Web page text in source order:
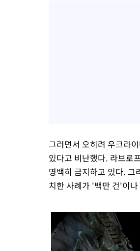
그러면서 오히려 우크라
있다고 비난했다. 라브로
명백히 금지하고 있다. 그
치한 사례가 '백만 건'이